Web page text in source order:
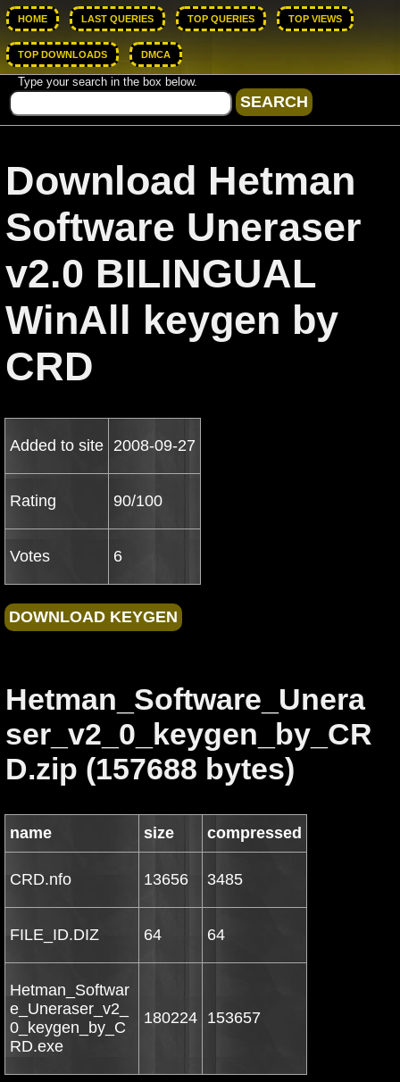
HOME LAST QUERIES TOP QUERIES TOP VIEWS
TOP DOWNLOADS DMCA
Type your search in the box below.
Download Hetman
Software Uneraser
v2.0 BILINGUAL
WinAll keygen by
CRD
Added to site 2008-09-27
Rating 90/100
Votes 6
Hetman_Software_Unera
ser_v2_0_keygen_by_CR
D.zip (157688 bytes)
name size compressed
CRD.nfo 13656 3485
FILE_ID.DIZ 64 64
Hetman_Softwar
e_Uneraser_v2_
0_keygen_by_C
RD.exe
180224 153657